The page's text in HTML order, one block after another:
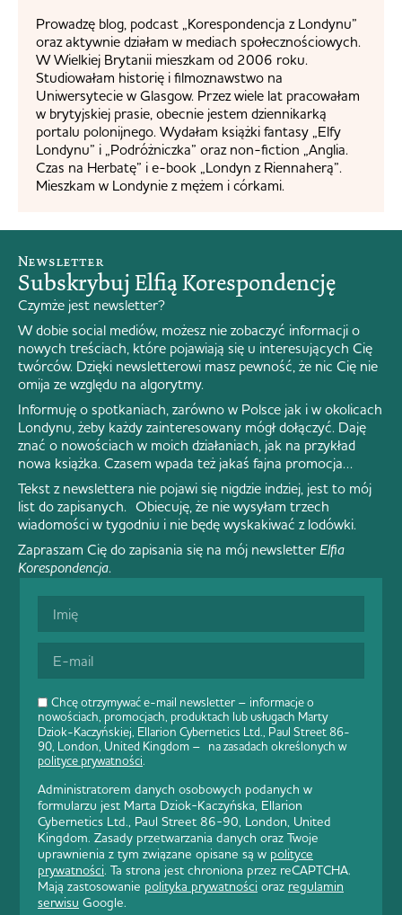
Prowadzę blog, podcast „Korespondencja z Londynu”
oraz aktywnie działam w mediach społecznościowych.
W Wielkiej Brytanii mieszkam od 2006 roku.
Studiowałam historię i filmoznawstwo na
Uniwersytecie w Glasgow. Przez wiele lat pracowałam
w brytyjskiej prasie, obecnie jestem dziennikarką
portalu polonijnego. Wydałam książki fantasy „Elfy
Londynu” i „Podróżniczka” oraz non-fiction „Anglia.
Czas na Herbatę” i e-book „Londyn z Riennaherą”.
Mieszkam w Londynie z mężem i córkami.
Chcę otrzymywać e-mail newsletter – informacje o
nowościach, promocjach, produktach lub usługach Marty
Dziok-Kaczyńskiej, Ellarion Cybernetics Ltd., Paul Street 86-
90, London, United Kingdom – na zasadach określonych w
polityce prywatności.
Administratorem danych osobowych podanych w
formularzu jest Marta Dziok-Kaczyńska, Ellarion
Cybernetics Ltd., Paul Street 86-90, London, United
Kingdom. Zasady przetwarzania danych oraz Twoje
uprawnienia z tym związane opisane są w polityce
prywatności. Ta strona jest chroniona przez reCAPTCHA.
Mają zastosowanie polityka prywatności oraz regulamin
serwisu Google.
Newsletter
Subskrybuj Elfią Korespondencję
Czymże jest newsletter?
W dobie social mediów, możesz nie zobaczyć informacji o
nowych treściach, które pojawiają się u interesujących Cię
twórców. Dzięki newsletterowi masz pewność, że nic Cię nie
omija ze względu na algorytmy.
Informuję o spotkaniach, zarówno w Polsce jak i w okolicach
Londynu, żeby każdy zainteresowany mógł dołączyć. Daję
znać o nowościach w moich działaniach, jak na przykład
nowa książka. Czasem wpada też jakaś fajna promocja…
Tekst z newslettera nie pojawi się nigdzie indziej, jest to mój
list do zapisanych. Obiecuję, że nie wysyłam trzech
wiadomości w tygodniu i nie będę wyskakiwać z lodówki.
Zapraszam Cię do zapisania się na mój newsletter Elfia
Korespondencja.